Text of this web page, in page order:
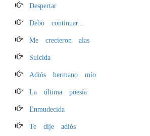
Despertar
Debo continuar...
Me crecieron alas
Suicida
Adiós hermano mío
La última poesía
Enmudecida
Te dije adiós